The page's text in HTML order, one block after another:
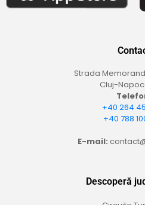
Strada
Cluj-
+40 264
+40 788
E-mail:
Descoperă